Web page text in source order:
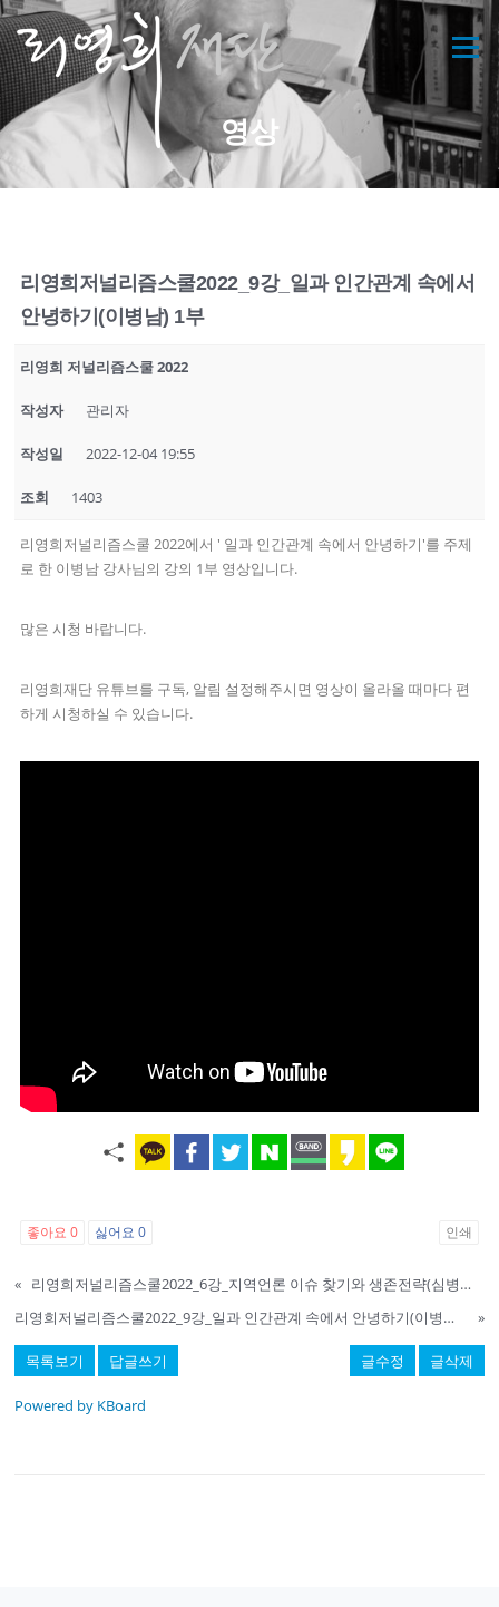
콘
텐
츠
로
바
로
가
기
메뉴
영상
리영희저널리즘스쿨2022_9강_일과 인간관계 속에서
안녕하기(이병남) 1부
리영희 저널리즘스쿨 2022
작성자 관리자
작성일 2022-12-04 19:55
조회 1403
리영희저널리즘스쿨 2022에서 ' 일과 인간관계 속에서 안녕하기'를 주제
로 한 이병남 강사님의 강의 1부 영상입니다.
많은 시청 바랍니다.
리영희재단 유튜브를 구독, 알림 설정해주시면 영상이 올라올 때마다 편
하게 시청하실 수 있습니다.
좋아요0 싫어요0 인쇄
«
리영희저널리즘스쿨2022_6강_지역언론 이슈 찾기와 생존전략(심병철) 2부
리영희저널리즘스쿨2022_9강_일과 인간관계 속에서 안녕하기(이병남) 2부
»
목록보기 답글쓰기 글수정 글삭제
Powered by KBoard